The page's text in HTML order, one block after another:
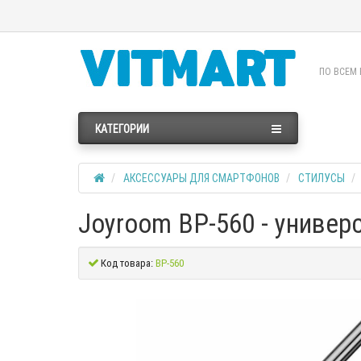
ПО ВСЕМ
КАТЕГОРИИ
АКСЕССУАРЫ ДЛЯ СМАРТФОНОВ СТИЛУСЫ
Joyroom BP-560 -
Код товара:BP-560